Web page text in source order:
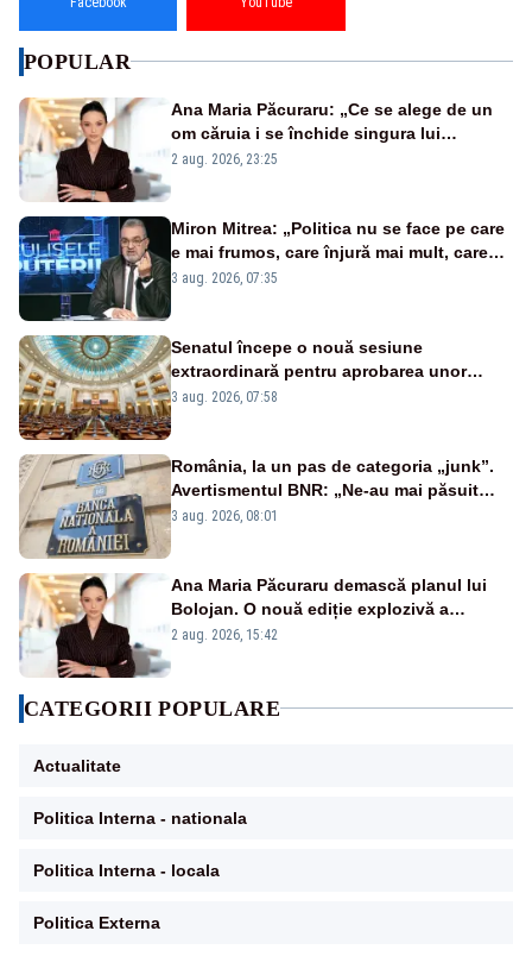
POPULAR
Ana Maria Păcuraru: „Ce se alege de un
om căruia i se închide singura lui
portiță?”
2 aug. 2026, 23:25
Miron Mitrea: „Politica nu se face pe care
e mai frumos, care înjură mai mult, care
țipă mai tare, ci pe proiecte”
3 aug. 2026, 07:35
Senatul începe o nouă sesiune
extraordinară pentru aprobarea unor
jaloane din PNRR
3 aug. 2026, 07:58
România, la un pas de categoria „junk”.
Avertismentul BNR: „Ne-au mai păsuit
pentru câteva luni”
3 aug. 2026, 08:01
Ana Maria Păcuraru demască planul lui
Bolojan. O nouă ediție explozivă a
emisiunii „Miza Zilei” la Realitatea PLUS
2 aug. 2026, 15:42
CATEGORII POPULARE
Actualitate
Politica Interna - nationala
Politica Interna - locala
Politica Externa